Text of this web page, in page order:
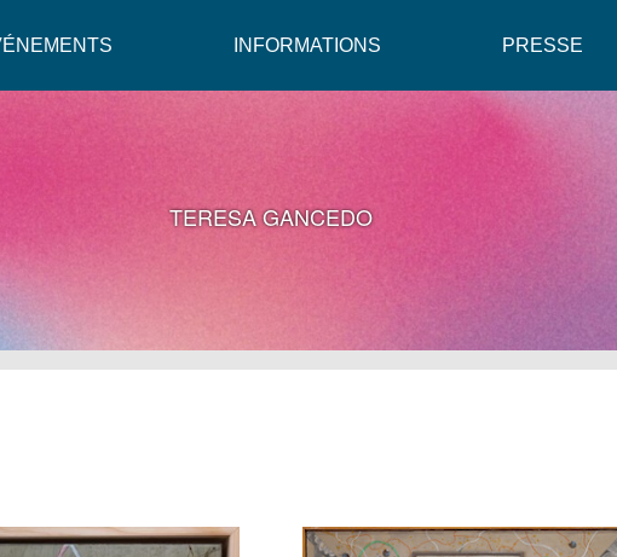
INFORMATIONS PRESSE
TERESA GANCEDO